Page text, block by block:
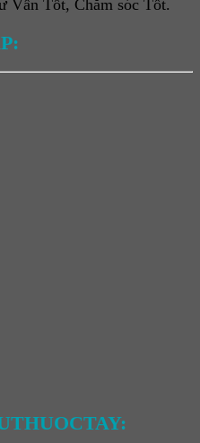
Vấn Tốt, Chăm sóc Tốt.